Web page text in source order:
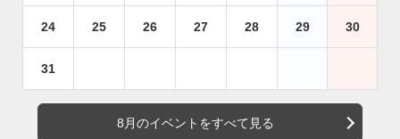
24 25 26 27 28 29 30
31
8月のイベントをすべて見る